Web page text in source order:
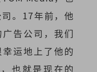
。17年前，他
告公司，我们
运地上了他的
也就是现在的